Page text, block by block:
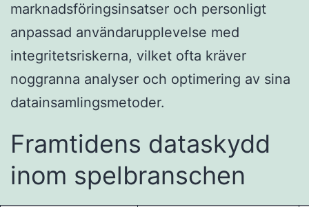
marknadsföringsinsatser och personligt
anpassad användarupplevelse med
integritetsriskerna, vilket ofta kräver
noggranna analyser och optimering av sina
datainsamlingsmetoder.
Framtidens dataskydd
inom spelbranschen